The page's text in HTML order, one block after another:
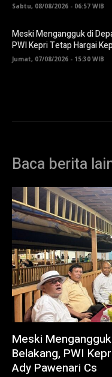
Sabtu, 08/08/2026 - 06:57 WIB
Meski Mengangguk di
PWI Kepri Tetap Hargai
Jumat, 07/08/2026 - 15:30 WIB
Baca berita
Meski
Belakang, PWI
Ady Pawenari Cs